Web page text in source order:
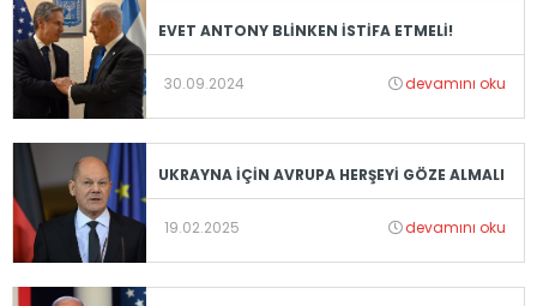
EVET ANTONY BLİNKEN İSTİFA ETMELİ!
30.09.2024 devamını oku
UKRAYNA İÇİN AVRUPA HERŞEYİ GÖZE ALMALI
19.02.2025 devamını oku